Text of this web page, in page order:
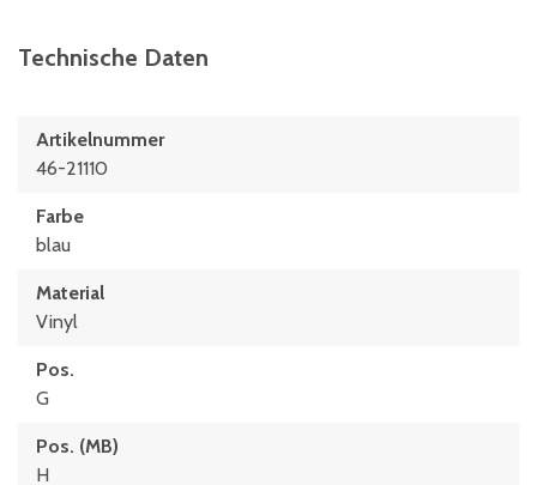
Technische Daten
Artikelnummer
46-21110
Farbe
blau
Material
Vinyl
Pos.
G
Pos. (MB)
H